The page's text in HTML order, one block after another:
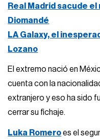
Real Madrid sacude
Diomandé
LA Galaxy, el
Lozano
El extremo nació en
cuenta con la
extranjero y eso ha sido
cerrar su fichaje.
Luka Romeroes el